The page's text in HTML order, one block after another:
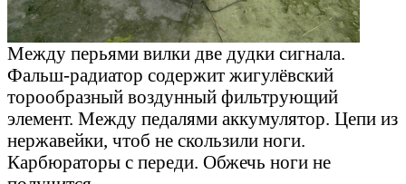
Между перьями вилки две дудки сигнала.
Фальш-радиатор содержит жигулёвский
торообразный воздунный фильтрующий
элемент. Между педалями аккумулятор. Цепи из
нержавейки, чтоб не скользили ноги.
Карбюраторы с переди. Обжечь ноги не